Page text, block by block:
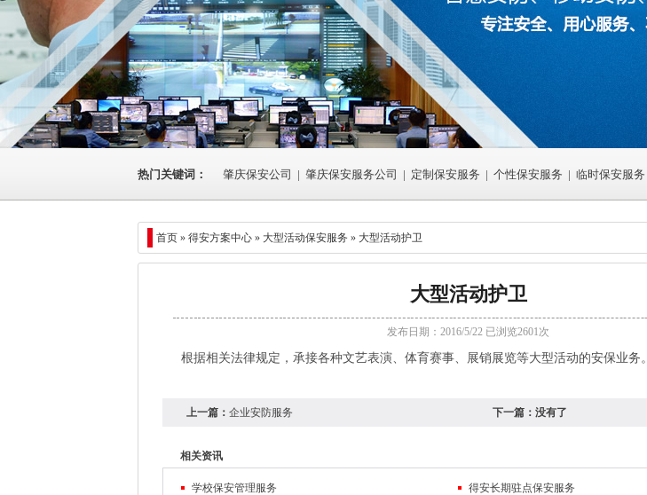
热门关键词： 肇庆保安公司 | 肇庆保安服务公司 | 定制保安服务 | 个性保安服务 | 临时保安服务
首页 » 得安方案中心» 大型活动保安服务 » 大型活动护卫
大型活动护卫
发布日期：2016/5/22 已浏览2601次
根据相关法律规定，承接各种文艺表演、体育赛事、展销展览等大型活动的安保业务。
上一篇：企业安防服务 下一篇：没有了
相关资讯
学校保安管理服务
得安长期驻点保安服务